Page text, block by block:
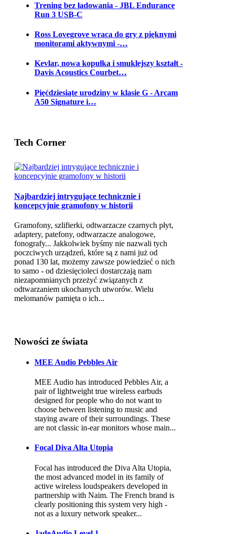
Trening bez ładowania - JBL Endurance
Run 3 USB-C
Ross Lovegrove wraca do gry z pięknymi
monitorami aktywnymi -…
Kevlar, nowa kopułka i smuklejszy kształt -
Davis Acoustics Courbet…
Pięćdziesiąte urodziny w klasie G - Arcam
A50 Signature i…
Tech Corner
Najbardziej intrygujące technicznie i
koncepcyjnie gramofony w historii
Gramofony, szlifierki, odtwarzacze czarnych płyt,
adaptery, patefony, odtwarzacze analogowe,
fonografy... Jakkolwiek byśmy nie nazwali tych
poczciwych urządzeń, które są z nami już od
ponad 130 lat, możemy zawsze powiedzieć o nich
to samo - od dziesięcioleci dostarczają nam
niezapomnianych przeżyć związanych z
odtwarzaniem ukochanych utworów. Wielu
melomanów pamięta o ich...
Nowości ze świata
MEE Audio Pebbles Air
MEE Audio has introduced Pebbles Air, a
pair of lightweight true wireless earbuds
designed for people who do not want to
choose between listening to music and
staying aware of their surroundings. These
are not classic in-ear monitors whose main...
Focal Diva Alta Utopia
Focal has introduced the Diva Alta Utopia,
the most advanced model in its family of
active wireless loudspeakers developed in
partnership with Naim. The French brand is
clearly positioning this system very high -
not as a luxury network speaker...